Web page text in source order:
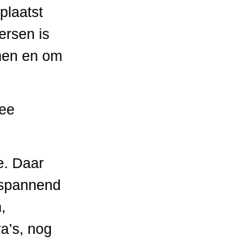
is
en om
Daar
nog